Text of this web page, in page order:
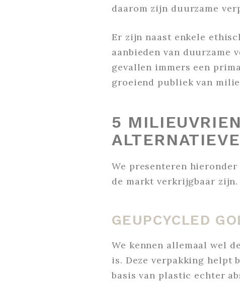
daarom zijn duurzame
Er zijn naast enkele
aanbieden van duurzame
gevallen immers een
groeiend publiek van
5
We presenteren
de markt verkrijgbaar zijn.
GEUPCYCLED
We kennen allemaal wel
is. Deze verpakking helpt
basis van plastic echter